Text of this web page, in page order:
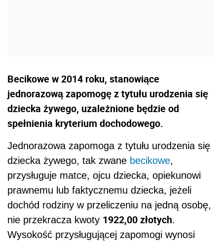
Becikowe w 2014 roku, stanowiące
jednorazową zapomogę z tytułu urodzenia się
dziecka żywego, uzależnione będzie od
spełnienia kryterium dochodowego.
Jednorazowa zapomoga z tytułu urodzenia się
dziecka żywego, tak zwane becikowe,
przysługuje matce, ojcu dziecka, opiekunowi
prawnemu lub faktycznemu dziecka, jeżeli
dochód rodziny w przeliczeniu na jedną osobę,
nie przekracza kwoty 1922,00 złotych.
Wysokość przysługującej zapomogi wynosi